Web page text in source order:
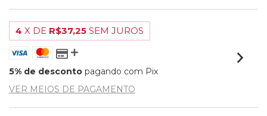
4 X DE R$37,25 SEM JUROS
5% de desconto pagando com Pix
VER MEIOS DE PAGAMENTO